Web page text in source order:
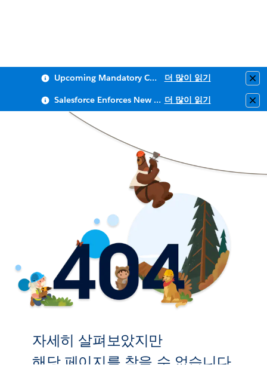
Upcoming Mandatory Changes to Public Key Infrastructure (PKI) 더 많이 읽기
Salesforce Enforces New Security Requirements in Summer 2026 더 많이 읽기
자세히 살펴보았지만
해당 페이지를 찾을 수 없습니다.